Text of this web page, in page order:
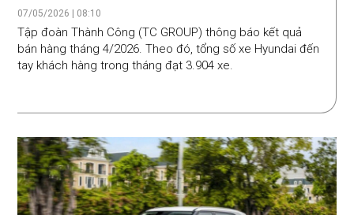
Doanh số sụt giảm đáng kể
07/05/2026 | 08:10
Tập đoàn Thành Công (TC GROUP) thông báo kết quả
bán hàng tháng 4/2026. Theo đó, tổng số xe Hyundai đến
tay khách hàng trong tháng đạt 3.904 xe.